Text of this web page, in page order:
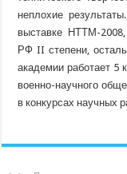
неплохие
выставке НТТМ-
РФ II степени,
академии работает 5
военно-научного
в конкурсах научных